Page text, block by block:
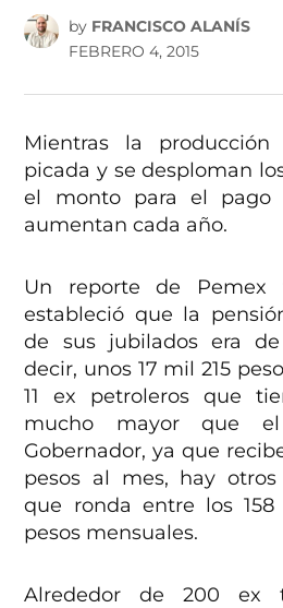
by FRANCISCO ALANÍS
FEBRERO 4, 2015
Mientras la
picada y se desploman
el monto para el pago
aumentan cada año.
Un reporte de Pemex
estableció que la
de sus jubilados era de
decir, unos 17 mil 215
11 ex petroleros que
mucho mayor que
Gobernador, ya que
pesos al mes, hay
que ronda entre los
pesos mensuales.
Alrededor de 200 ex